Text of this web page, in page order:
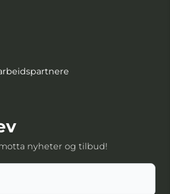
nyheter og tilbud!